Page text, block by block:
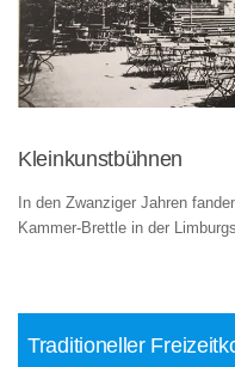
Kleinkunstbühnen
In den Zwanziger Jahren
Kammer-Brettle in der
Traditioneller